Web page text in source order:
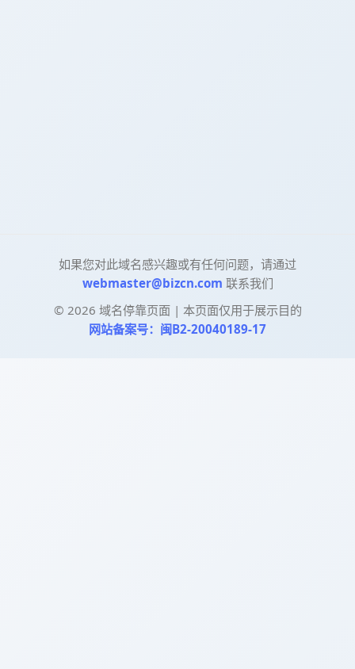
如果您对此域名感兴趣或有任何问题，请通过
webmaster@bizcn.com 联系我们
© 2026 域名停靠页面 | 本页面仅用于展示目的
网站备案号：闽B2-20040189-17